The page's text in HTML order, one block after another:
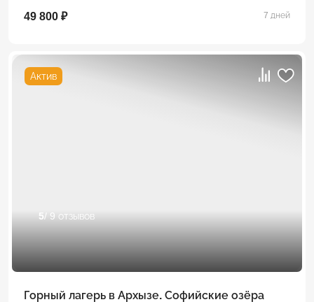
49 800 ₽ 7 дней
Актив
5/ 9 отзывов
Горный лагерь в Архызе. Софийские озёра